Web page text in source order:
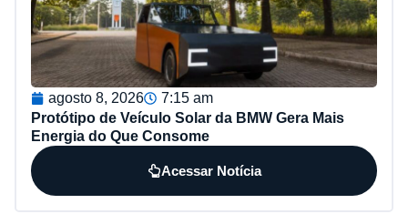
agosto 8, 2026
7:15 am
Protótipo de Veículo Solar da BMW Gera Mais
Energia do Que Consome
Acessar Notícia